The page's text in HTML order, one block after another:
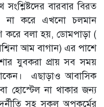
বারবার বিরত
না করে এখনো চলমান
করে বলা হয়, ডোমপাড়া (
আম বাগান) এর পাশে
যুবকরা প্রায় সব সময়
এছাড়াও আবাসিক
হোস্টেল না থাকার জন্য
সহ সকল অপকর্মের